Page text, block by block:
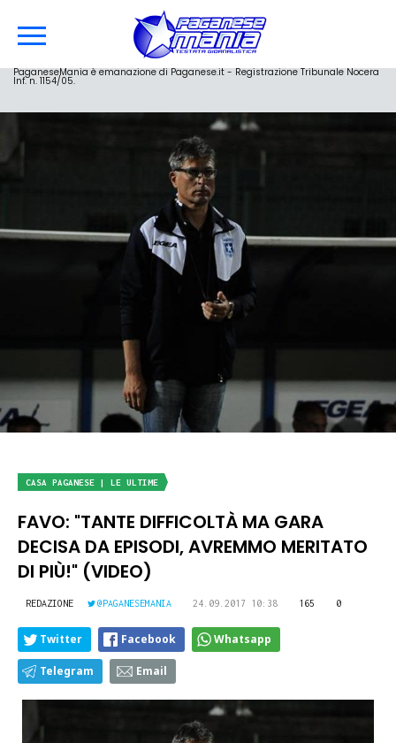
PaganeseMania è emanazione di Paganese.it - Registrazione Tribunale Nocera
Inf. n. 1154/05.
CASA PAGANESE | LE ULTIME
FAVO: "TANTE DIFFICOLTÀ MA GARA
DECISA DA EPISODI, AVREMMO MERITATO
DI PIÙ!" (VIDEO)
REDAZIONE @PAGANESEMANIA 24.09.2017 10:38 165 0
Twitter Facebook Whatsapp
Telegram Email